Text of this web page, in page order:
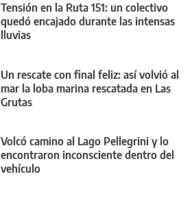
Tensión en la Ruta 151: un colectivo
quedó encajado durante las intensas
lluvias
Un rescate con final feliz: así volvió al
mar la loba marina rescatada en Las
Grutas
Volcó camino al Lago Pellegrini y lo
encontraron inconsciente dentro del
vehículo